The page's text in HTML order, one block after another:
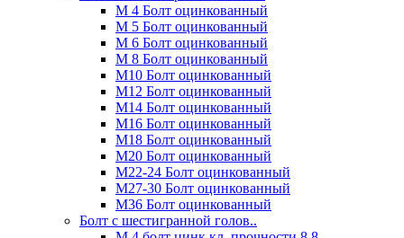
М 4 Болт оцинкованный
М 5 Болт оцинкованный
М 6 Болт оцинкованный
М 8 Болт оцинкованный
М10 Болт оцинкованный
М12 Болт оцинкованный
М14 Болт оцинкованный
М16 Болт оцинкованный
М18 Болт оцинкованный
М20 Болт оцинкованный
М22-24 Болт оцинкованный
М27-30 Болт оцинкованный
М36 Болт оцинкованный
Болт с шестигранной голов..